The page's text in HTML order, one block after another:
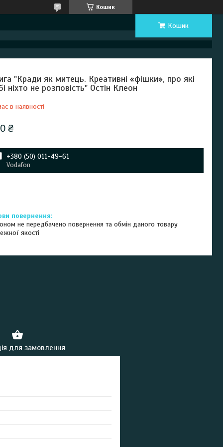
Кошик
Кошик
"Кради як митець. Креативні «фішки», про які
ніхто не розповість" Остін Клеон
в наявності
₴
+380 (50) 011-49-61
Vodafon
не передбачено повернення та обмін даного товару
якості
для замовлення